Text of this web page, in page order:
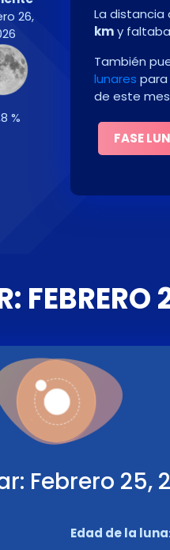
26,
%
La distancia
kmy
También
lunares para
de este
FASE
Febrero 25,
Edad de la luna: